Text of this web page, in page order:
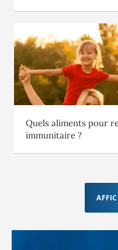
Quels aliments pour
immunitaire ?